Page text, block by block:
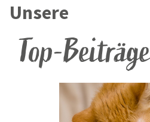
Unsere
Top-Beiträge